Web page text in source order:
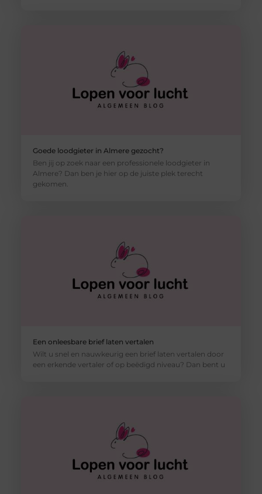
Goede loodgieter in Almere gezocht?
Ben jij op zoek naar een professionele loodgieter in
Almere? Dan ben je hier op de juiste plek terecht
gekomen.
Een onleesbare brief laten vertalen
Wilt u snel en nauwkeurig een brief laten vertalen door
een erkende vertaler of op beëdigd niveau? Dan bent u